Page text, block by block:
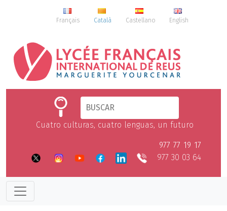
Français Català Castellano English
Cuatro culturas, cuatro lenguas, un futuro
977 77 19 17
977 30 03 64